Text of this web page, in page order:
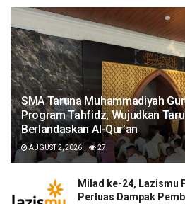
SMA Taruna Muhammadiyah
Program Tahfidz, Wujudkan
Berlandaskan Al-Qur’an
AUGUST 2, 2026 27
Milad ke-24, Lazismu
Perluas Dampak